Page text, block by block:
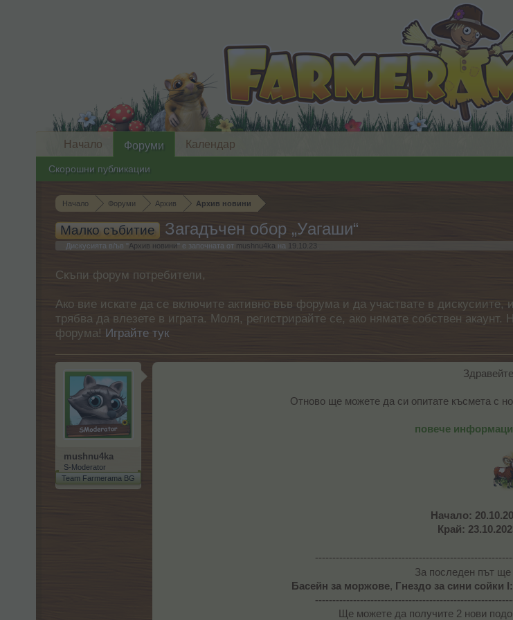
Начало Форуми Архив Архив новини
Малко събитие Загадъчен обор „Уагаши“
Дискусията в/ъв " Архив новини " е започната от mushnu4ka на 19.10.23
Скъпи форум потребители,
Ако вие искате да се включите активно във форума и да участвате в
трябва да влезете в играта. Моля, регистрирайте се, ако нямате собствен
форума! Играйте тук
mushnu4ka
S-Moderator
Team Farmerama BG
Отново ще можете да си опитате късмета с
повече
Начало:
Край:
За последен път ще
Басейн за моржове, Гнездо за сини сойки
Ще можете да получите 2 нови
Начало Форуми
Скорошни публикации
Календар